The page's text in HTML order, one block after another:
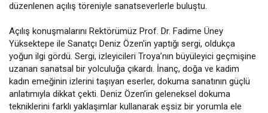
düzenlenen açılış töreniyle sanatseverlerle buluştu.
Açılış konuşmalarını Rektörümüz Prof. Dr. Fadime Üney
Yüksektepe ile Sanatçı Deniz Özen'in yaptığı sergi, oldukça
yoğun ilgi gördü. Sergi, izleyicileri Troya’nın büyüleyici geçmişine
uzanan sanatsal bir yolculuğa çıkardı. İnanç, doğa ve kadim
kadın emeğinin izlerini taşıyan eserler, dokuma sanatının güçlü
anlatımıyla dikkat çekti. Deniz Özen’in geleneksel dokuma
tekniklerini farklı yaklaşımlar kullanarak eşsiz bir yorumla ele